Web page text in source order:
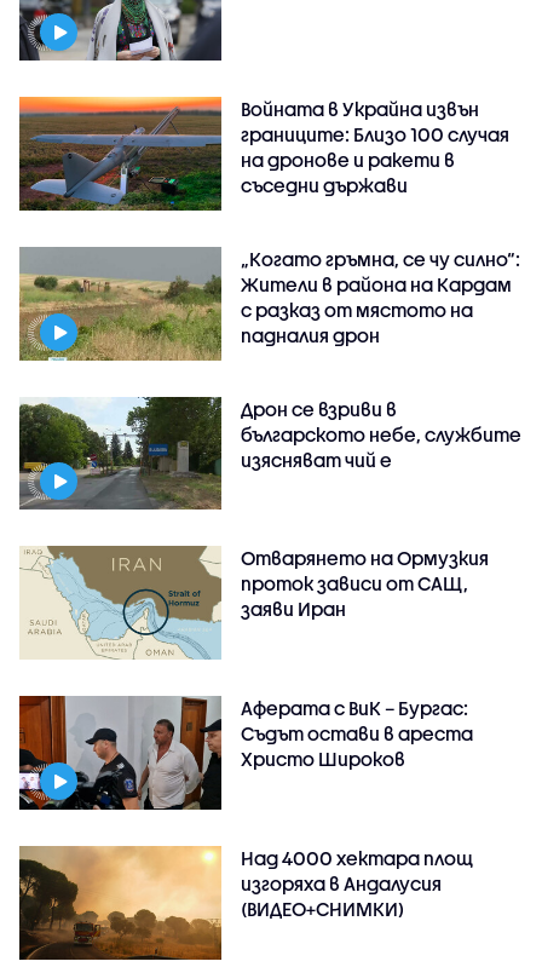
Войната в Украйна извън
границите: Близо 100 случая
на дронове и ракети в
съседни държави
„Когато гръмна, се чу силно“:
Жители в района на Кардам
с разказ от мястото на
падналия дрон
Дрон се взриви в
българското небе, службите
изясняват чий е
Отварянето на Ормузкия
проток зависи от САЩ,
заяви Иран
Аферата с ВиК – Бургас:
Съдът остави в ареста
Христо Широков
Над 4000 хектара площ
изгоряха в Андалусия
(ВИДЕО+СНИМКИ)